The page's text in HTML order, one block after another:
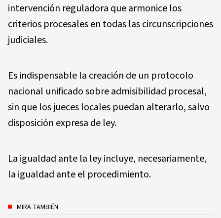
intervención reguladora que armonice los
criterios procesales en todas las circunscripciones
judiciales.
Es indispensable la creación de un protocolo
nacional unificado sobre admisibilidad procesal,
sin que los jueces locales puedan alterarlo, salvo
disposición expresa de ley.
La igualdad ante la ley incluye, necesariamente,
la igualdad ante el procedimiento.
MIRA TAMBIÉN